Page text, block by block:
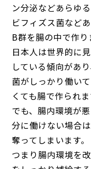
ン分泌などあらゆ
ビフィズス菌など
B群を腸の中で作り
日本人は世界的に
している傾向があ
菌がしっかり働い
くても腸で作られま
でも、腸内環境が
分に働けない場合
奪ってしまいます。
つまり腸内環境を